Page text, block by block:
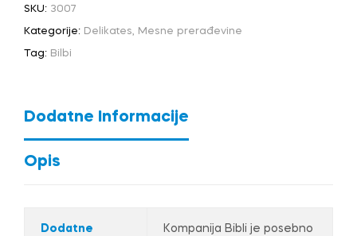
SKU: 3007
Kategorije: Delikates, Mesne prerađevine
Tag: Bilbi
Dodatne Informacije
Opis
Dodatne
Kompanija Bibli je posebno